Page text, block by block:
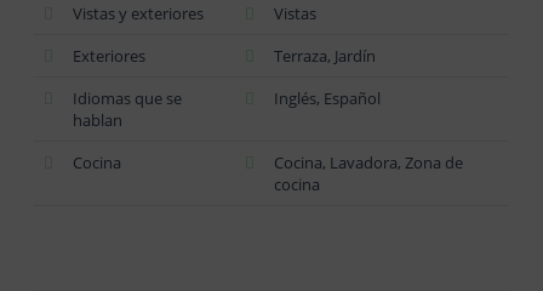
Vistas y exteriores
Vistas
Exteriores
Terraza, Jardín
Idiomas que se
hablan
Inglés, Español
Cocina
Cocina, Lavadora, Zona de
cocina